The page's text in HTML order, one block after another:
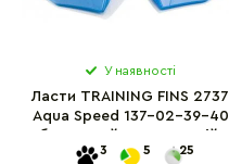
У наявності
Ласти TRAINING FINS 2737
Aqua Speed 137-02-39-40
розмір 39-40
3 5 25